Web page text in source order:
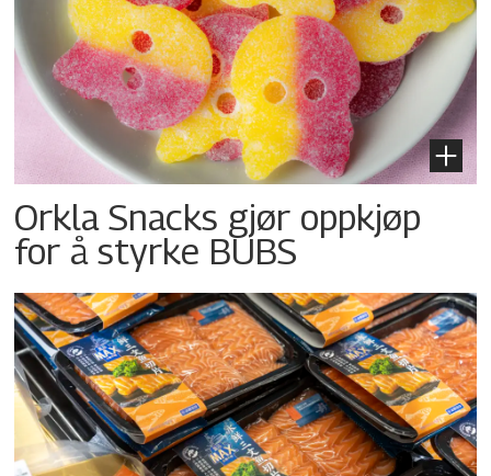
Orkla Snacks gjør oppkjøp
for å styrke BUBS